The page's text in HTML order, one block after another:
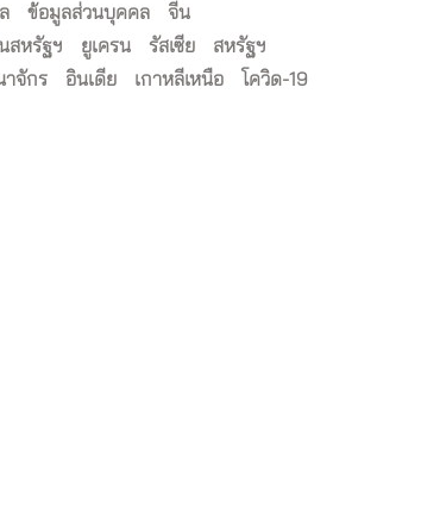
ข้อมูลส่วนบุคคล
จีน
สหรัฐฯ
ยูเครน รัสเซีย
สหรัฐฯ
าจักร
อินเดีย เกาหลีเหนือ โควิด-19